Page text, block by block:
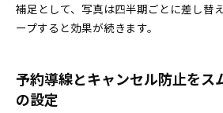
補足として、写真は四半期ごとに差し替
ープすると効果が続きます。
予約導線とキャンセル防止をス
の設定